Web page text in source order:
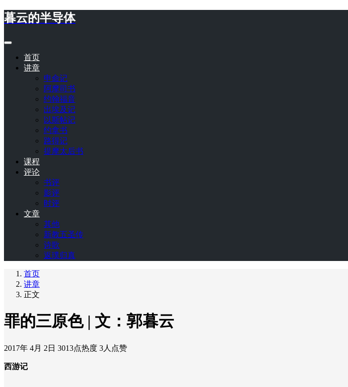
暮云的半导体
首页
讲章
申命记
阿摩司书
约翰福音
出埃及记
以斯帖记
约拿书
路得记
提摩太后书
课程
评论
书评
影评
时评
文章
其他
新教五圣传
诗歌
返璞归真
首页
讲章
正文
罪的三原色 | 文：郭暮云
2017年 4月 2日 3013点热度 3人点赞
西游记